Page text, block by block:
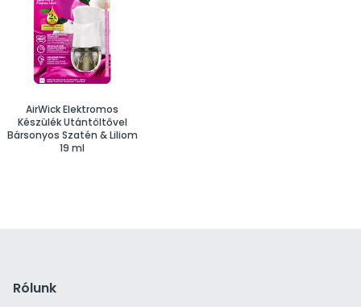
AirWick Elektromos
Készülék Utántöltővel
Bársonyos Szatén & Liliom
19 ml
Rólunk